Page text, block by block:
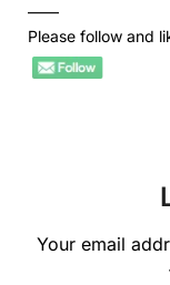
——
Please follow and
Your email